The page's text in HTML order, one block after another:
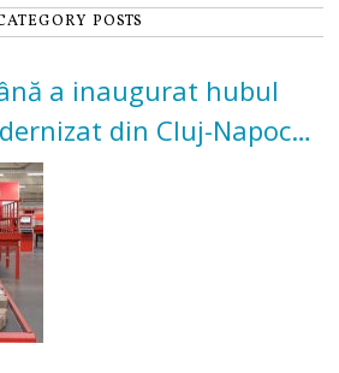
POSTS
a inaugurat hubul
din Cluj-Napoca.
3 milioane de euro